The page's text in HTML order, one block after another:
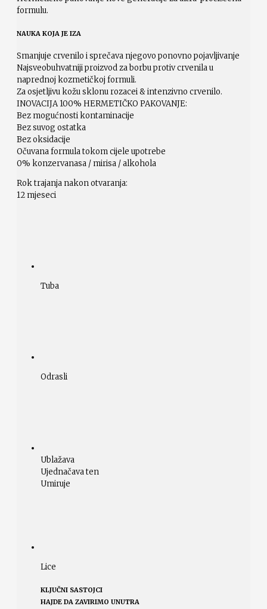
formulu.
NAUKA KOJA JE IZA
Smanjuje crvenilo i sprečava njegovo ponovno pojavljivanje
Najsveobuhvatniji proizvod za borbu protiv crvenila u
naprednoj kozmetičkoj formuli.
Za osjetljivu kožu sklonu rozacei & intenzivno crvenilo.
INOVACIJA 100% HERMETIČKO PAKOVANJE:
Bez mogućnosti kontaminacije
Bez suvog ostatka
Bez oksidacije
Očuvana formula tokom cijele upotrebe
0% konzervanasa / mirisa / alkohola
Rok trajanja nakon otvaranja:
12 mjeseci
Tuba
Odrasli
Ublažava
Ujednačava ten
Umiruje
Lice
KLJUČNI SASTOJCI
HAJDE DA ZAVIRIMO UNUTRA